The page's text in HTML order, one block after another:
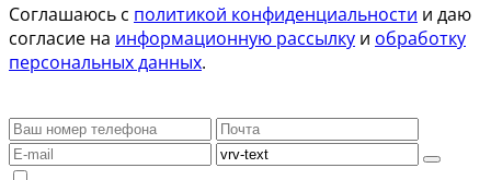
Соглашаюсь с политикой конфиденциальности и даю
согласие на информационную рассылку и обработку
персональных данных.